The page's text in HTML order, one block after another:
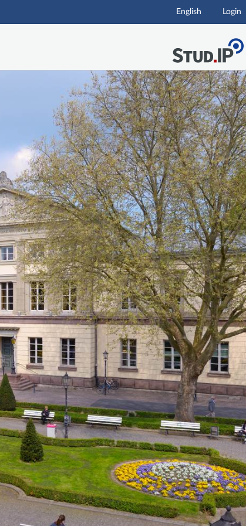
English Login